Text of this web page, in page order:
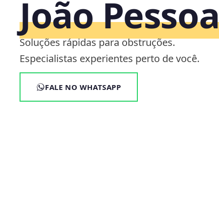
João
Soluções rápidas para obstruções.
Especialistas experientes perto de você.
FALE NO WHATSAPP